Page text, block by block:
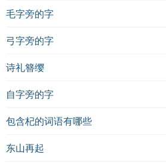
毛字旁的字
弓字旁的字
诗礼簪缨
自字旁的字
包含杞的词语有哪些
东山再起